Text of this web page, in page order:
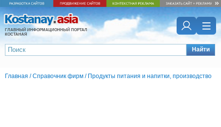
ГЛАВНЫЙ ИНФОРМАЦИОННЫЙ ПОРТАЛ
КОСТАНАЯ
Найти
Главная /Справочник фирм / Продукты питания и напитки, производство